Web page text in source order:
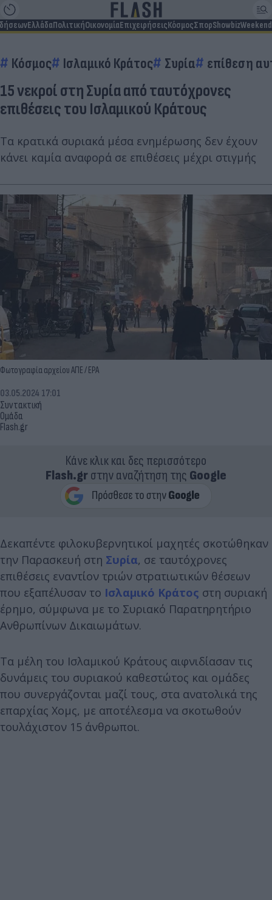
ΕλλάδαΠολιτικήΟικονομίαΕπιχειρήσειςΚόσμοςΣπορShowbizWeekend
Κόσμος Ισλαμικό Κράτος Συρία επίθεση
15 νεκροί στη Συρία από ταυτόχρονες
επιθέσεις του Ισλαμικού Κράτους
Τα κρατικά συριακά μέσα ενημέρωσης δεν έχουν
κάνει καμία αναφορά σε επιθέσεις μέχρι στιγμής
Φωτογραφία αρχείου ΑΠΕ / EPA
Συντακτική
Ομάδα
Flash.gr
03.05.2024 17:01
Κάνε κλικ και δες περισσότερο
Flash.grστην αναζήτηση της Google
Δεκαπέντε φιλοκυβερνητικοί μαχητές σκοτώθηκαν
την Παρασκευή στη Συρία, σε ταυτόχρονες
επιθέσεις εναντίον τριών στρατιωτικών θέσεων
που εξαπέλυσαν το Ισλαμικό Κράτος στη συριακή
έρημο, σύμφωνα με το Συριακό Παρατηρητήριο
Ανθρωπίνων Δικαιωμάτων.
Τα μέλη του Ισλαμικού Κράτους αιφνιδίασαν τις
δυνάμεις του συριακού καθεστώτος και ομάδες
που συνεργάζονται μαζί τους, στα ανατολικά της
επαρχίας Χομς, με αποτέλεσμα να σκοτωθούν
τουλάχιστον 15 άνθρωποι.